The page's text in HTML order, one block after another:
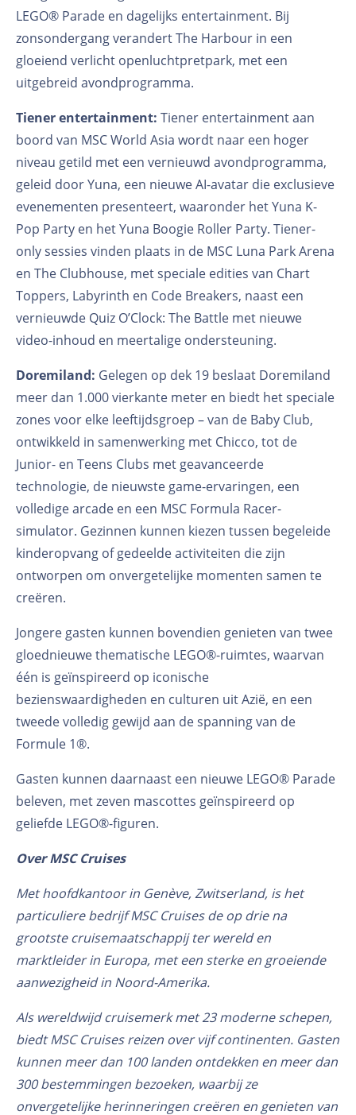
LEGO® Parade en dagelijks entertainment. Bij
zonsondergang verandert The Harbour in een
gloeiend verlicht openluchtpretpark, met een
uitgebreid avondprogramma.
Tiener entertainment: Tiener entertainment aan
boord van MSC World Asia wordt naar een hoger
niveau getild met een vernieuwd avondprogramma,
geleid door Yuna, een nieuwe AI-avatar die exclusieve
evenementen presenteert, waaronder het Yuna K-
Pop Party en het Yuna Boogie Roller Party. Tiener-
only sessies vinden plaats in de MSC Luna Park Arena
en The Clubhouse, met speciale edities van Chart
Toppers, Labyrinth en Code Breakers, naast een
vernieuwde Quiz O’Clock: The Battle met nieuwe
video-inhoud en meertalige ondersteuning.
Doremiland: Gelegen op dek 19 beslaat Doremiland
meer dan 1.000 vierkante meter en biedt het speciale
zones voor elke leeftijdsgroep – van de Baby Club,
ontwikkeld in samenwerking met Chicco, tot de
Junior- en Teens Clubs met geavanceerde
technologie, de nieuwste game-ervaringen, een
volledige arcade en een MSC Formula Racer-
simulator. Gezinnen kunnen kiezen tussen begeleide
kinderopvang of gedeelde activiteiten die zijn
ontworpen om onvergetelijke momenten samen te
creëren.
Jongere gasten kunnen bovendien genieten van twee
gloednieuwe thematische LEGO®-ruimtes, waarvan
één is geïnspireerd op iconische
bezienswaardigheden en culturen uit Azië, en een
tweede volledig gewijd aan de spanning van de
Formule 1®.
Gasten kunnen daarnaast een nieuwe LEGO® Parade
beleven, met zeven mascottes geïnspireerd op
geliefde LEGO®-figuren.
Over MSC Cruises
Met hoofdkantoor in Genève, Zwitserland, is het
particuliere bedrijf MSC Cruises de op drie na
grootste cruisemaatschappij ter wereld en
marktleider in Europa, met een sterke en groeiende
aanwezigheid in Noord-Amerika.
Als wereldwijd cruisemerk met 23 moderne schepen,
biedt MSC Cruises reizen over vijf continenten. Gasten
kunnen meer dan 100 landen ontdekken en meer dan
300 bestemmingen bezoeken, waarbij ze
onvergetelijke herinneringen creëren en genieten van